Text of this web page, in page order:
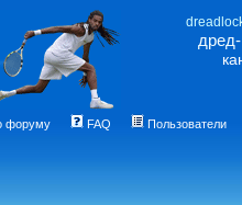
форуму FAQ Пользователи